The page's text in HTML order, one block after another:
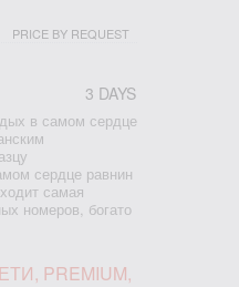
PRICE BY REQUEST
3 DAYS
в самом сердце
сердце равнин
самая
номеров, богато
PREMIUM,